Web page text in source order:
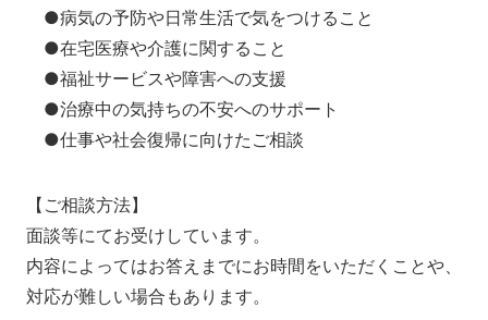
●病気の予防や日常生活で気をつけること
●在宅医療や介護に関すること
●福祉サービスや障害への支援
●治療中の気持ちの不安へのサポート
●仕事や社会復帰に向けたご相談
【ご相談方法】
面談等にてお受けしています。
内容によってはお答えまでにお時間をいただくことや、
対応が難しい場合もあります。